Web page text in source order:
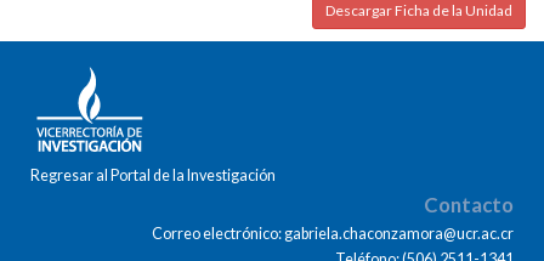
Descargar Ficha de la Unidad
Regresar al Portal de la Investigación
Contacto
Correo electrónico: gabriela.chaconzamora@ucr.ac.cr